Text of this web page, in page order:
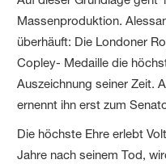
Massenproduktion.
überhäuft: Die Londoner
Copley- Medaille die
Auszeichnung seiner Zeit.
ernennt ihn erst zum
Die höchste Ehre erlebt
Jahre nach seinem Tod,